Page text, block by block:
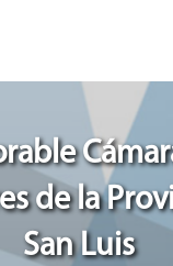
de la
San Luis